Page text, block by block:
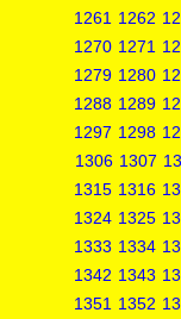
1261 1262
1270 1271
1279 1280
1288 1289
1297 1298
1306 1307
1315 1316
1324 1325
1333 1334
1342 1343
1351 1352